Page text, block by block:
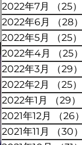
2022年7月
（25）
2022年6月
（28）
2022年5月
（25）
2022年4月
（25）
2022年3月
（29）
2022年2月
（25）
2022年1月
（29）
2021年12月
（26）
2021年11月
（30）